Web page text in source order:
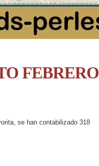
FEBRERO
se han contabilizado 318